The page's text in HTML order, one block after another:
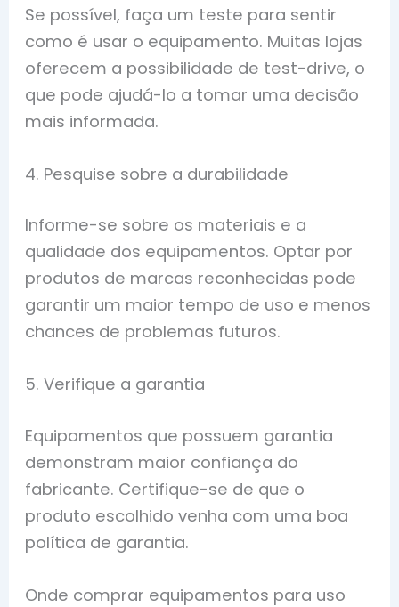
Se possível, faça um teste para sentir
como é usar o equipamento. Muitas lojas
oferecem a possibilidade de test-drive, o
que pode ajudá-lo a tomar uma decisão
mais informada.
4. Pesquise sobre a durabilidade
Informe-se sobre os materiais e a
qualidade dos equipamentos. Optar por
produtos de marcas reconhecidas pode
garantir um maior tempo de uso e menos
chances de problemas futuros.
5. Verifique a garantia
Equipamentos que possuem garantia
demonstram maior confiança do
fabricante. Certifique-se de que o
produto escolhido venha com uma boa
política de garantia.
Onde comprar equipamentos para uso